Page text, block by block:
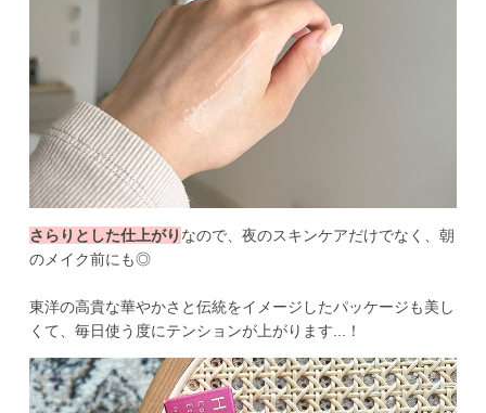
さらりとした仕上がり なので、夜のスキンケアだけでなく、朝
のメイク前にも◎
東洋の高貴な華やかさと伝統をイメージしたパッケージも美し
くて、毎日使う度にテンションが上がります...！